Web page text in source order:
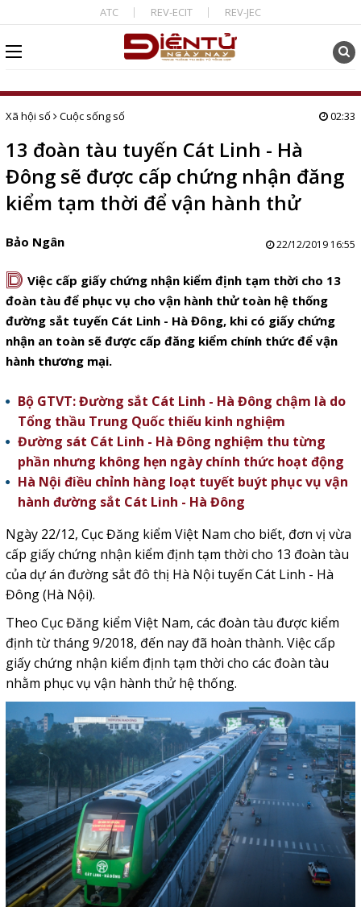
ATC REV-ECIT REV-JEC
Xã hội số Cuộc sống số 02:33
13 đoàn tàu tuyến Cát Linh - Hà
Đông sẽ được cấp chứng nhận đăng
kiểm tạm thời để vận hành thử
Bảo Ngân 22/12/2019 16:55
D Việc cấp giấy chứng nhận kiểm định tạm thời cho 13
đoàn tàu để phục vụ cho vận hành thử toàn hệ thống
đường sắt tuyến Cát Linh - Hà Đông, khi có giấy chứng
nhận an toàn sẽ được cấp đăng kiểm chính thức để vận
hành thương mại.
Bộ GTVT: Đường sắt Cát Linh - Hà Đông chậm là do
Tổng thầu Trung Quốc thiếu kinh nghiệm
Đường sát Cát Linh - Hà Đông nghiệm thu từng
phần nhưng không hẹn ngày chính thức hoạt động
Hà Nội điều chỉnh hàng loạt tuyết buýt phục vụ vận
hành đường sắt Cát Linh - Hà Đông
Ngày 22/12, Cục Đăng kiểm Việt Nam cho biết, đơn vị vừa
cấp giấy chứng nhận kiểm định tạm thời cho 13 đoàn tàu
của dự án đường sắt đô thị Hà Nội tuyến Cát Linh - Hà
Đông (Hà Nội).
Theo Cục Đăng kiểm Việt Nam, các đoàn tàu được kiểm
định từ tháng 9/2018, đến nay đã hoàn thành. Việc cấp
giấy chứng nhận kiểm định tạm thời cho các đoàn tàu
nhằm phục vụ vận hành thử hệ thống.